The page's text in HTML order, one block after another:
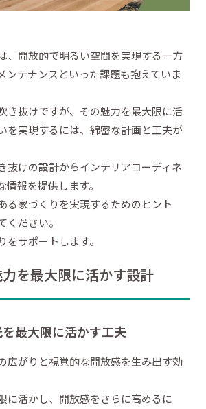
、開放的で明るい空間を実現する一方
ンテナンスといった課題も抱えていま
き抜けですが、その魅力を最大限に活
を実現するには、綿密な計画と工夫が
抜けの設計からインテリアコーディネ
報を提供します。
る家づくりを実現するためのヒント
ください。
サポートします。
を最大限に活かす設計
最大限に活かす工夫
広がりと視覚的な開放感を生み出す効
に活かし、開放感をさらに高めるに